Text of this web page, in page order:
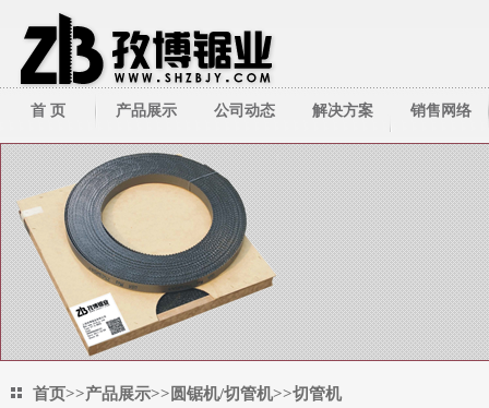
首 页 产品展示
带锯床系列
带锯条系列
圆锯机/切管机
其它周边产品
公司动态
公司新闻
行业新闻
解决方案
技术资料
销售网络
首页>>产品展示>> 圆锯机/切管机>>切管机